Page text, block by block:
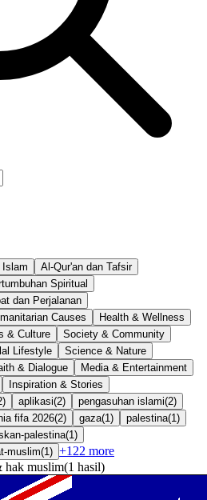
Islam
Al-Qur'an dan Tafsir
Spiritual
dan Perjalanan
Causes
Health & Wellness
& Culture
Society & Community
Lifestyle
Science & Nature
& Dialogue
Media & Entertainment
Inspiration & Stories
) aplikasi(2) pengasuhan islami(2)
fifa 2026(2) gaza(1 ) palestina(1 )
palestina(1 )
muslim(1 ) +122 more
hak muslim(1 hasil)